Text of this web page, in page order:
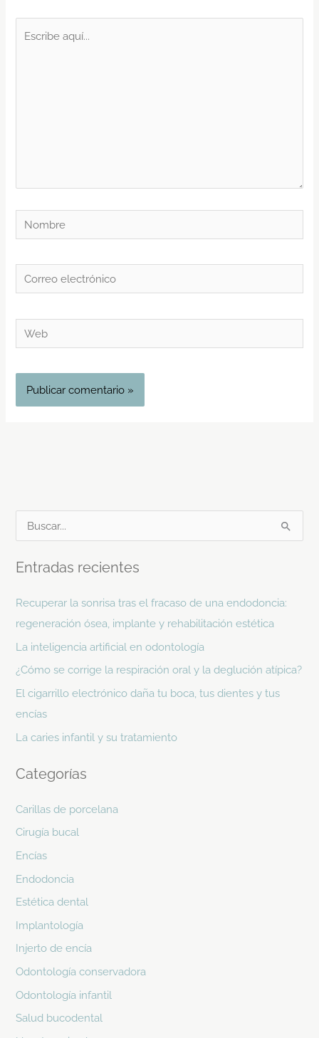
Nombre
Correo
electrónico
Web
s
p
o
r
:
Entradas recientes
Recuperar la sonrisa tras el fracaso de una endodoncia:
regeneración ósea, implante y rehabilitación estética
La inteligencia artificial en odontología
¿Cómo se corrige la respiración oral y la deglución atípica?
El cigarrillo electrónico daña tu boca, tus dientes y tus
encías
La caries infantil y su tratamiento
Categorías
Carillas de porcelana
Cirugía bucal
Encías
Endodoncia
Estética dental
Implantología
Injerto de encía
Odontología conservadora
Odontología infantil
Salud bucodental